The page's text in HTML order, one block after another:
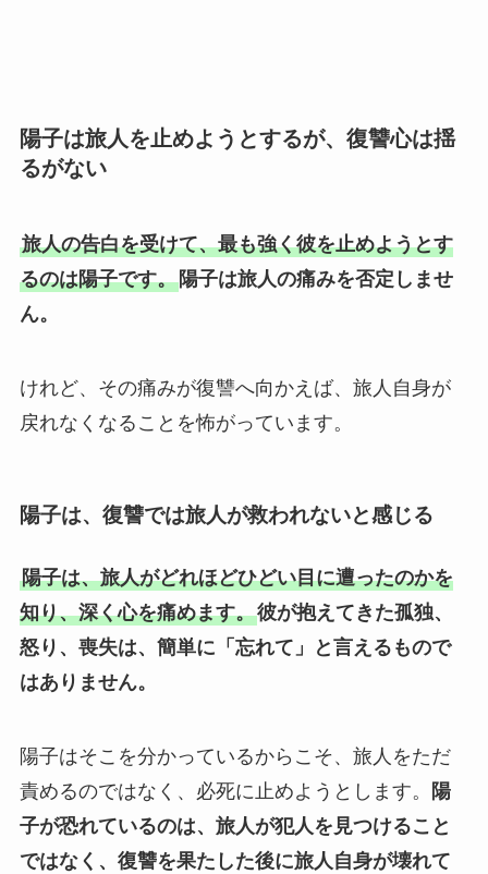
陽子は旅人を止めようとするが、復讐心は揺
るがない
旅人の告白を受けて、最も強く彼を止めようとす
るのは陽子です。陽子は旅人の痛みを否定しませ
ん。
けれど、その痛みが復讐へ向かえば、旅人自身が
戻れなくなることを怖がっています。
陽子は、復讐では旅人が救われないと感じる
陽子は、旅人がどれほどひどい目に遭ったのかを
知り、深く心を痛めます。彼が抱えてきた孤独、
怒り、喪失は、簡単に「忘れて」と言えるもので
はありません。
陽子はそこを分かっているからこそ、旅人をただ
責めるのではなく、必死に止めようとします。
陽
子が恐れているのは、旅人が犯人を見つけること
ではなく、復讐を果たした後に旅人自身が壊れて